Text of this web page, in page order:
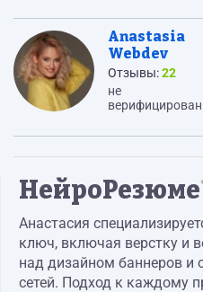
Anastasia
Webdev
Отзывы:22
не
верифицирован
НейроРезюме
Анастасия
ключ, включая верстку и
над дизайном баннеров
сетей. Подход к каждому